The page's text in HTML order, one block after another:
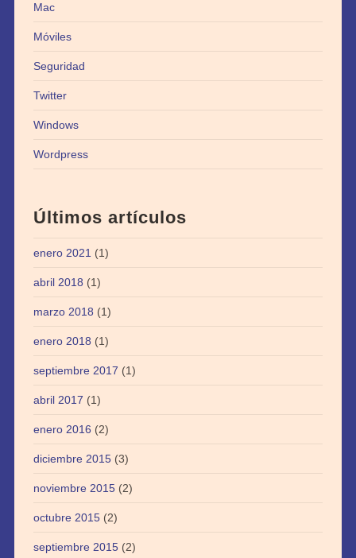
Mac
Móviles
Seguridad
Twitter
Windows
Wordpress
Últimos artículos
enero 2021 (1)
abril 2018 (1)
marzo 2018 (1)
enero 2018 (1)
septiembre 2017 (1)
abril 2017 (1)
enero 2016 (2)
diciembre 2015(3)
noviembre 2015(2)
octubre 2015(2)
septiembre 2015(2)